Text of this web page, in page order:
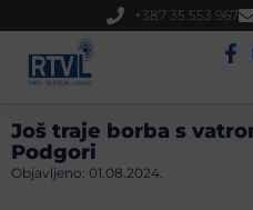
+387 35 553 967
Još traje borba s
Podgori
Objavljeno: 01.08.2024.